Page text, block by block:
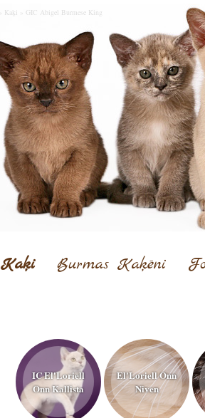
Kaķi GIC Abigel Burmese King
Kaķi Burmas Kaķēni
IC El'Loriell
Onn Kallista
El'Loriell Onn
Niven